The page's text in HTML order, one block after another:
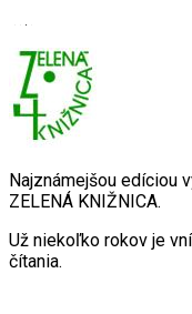
Najznámejšou edíciou
ZELENÁ KNIŽNICA.
Už niekoľko rokov je
čítania.